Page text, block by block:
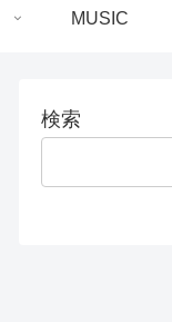
MUSIC
検索